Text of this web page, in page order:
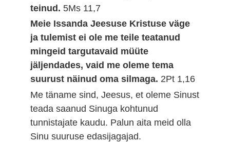
teinud. 5Ms 11,7
Meie Issanda Jeesuse Kristuse väge
ja tulemist ei ole me teile teatanud
mingeid targutavaid müüte
jäljendades, vaid me oleme tema
suurust näinud oma silmaga. 2Pt 1,16
Me täname sind, Jeesus, et oleme Sinust
teada saanud Sinuga kohtunud
tunnistajate kaudu. Palun aita meid olla
Sinu suuruse edasijagajad.